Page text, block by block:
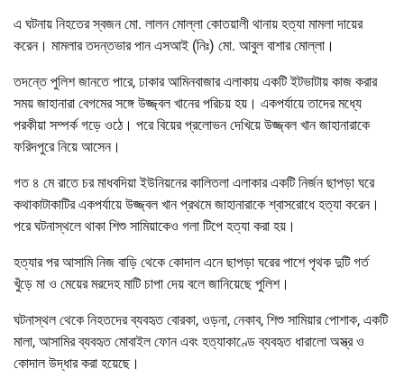
এ ঘটনায় নিহতের স্বজন মো. লালন মোল্লা কোতয়ালী থানায় হত্যা মামলা দায়ের
করেন। মামলার তদন্তভার পান এসআই (নিঃ) মো. আবুল বাশার মোল্লা।
তদন্তে পুলিশ জানতে পারে, ঢাকার আমিনবাজার এলাকায় একটি ইটভাটায় কাজ করার
সময় জাহানারা বেগমের সঙ্গে উজ্জ্বল খানের পরিচয় হয়। একপর্যায়ে তাদের মধ্যে
পরকীয়া সম্পর্ক গড়ে ওঠে। পরে বিয়ের প্রলোভন দেখিয়ে উজ্জ্বল খান জাহানারাকে
ফরিদপুরে নিয়ে আসেন।
গত ৪ মে রাতে চর মাধবদিয়া ইউনিয়নের কালিতলা এলাকার একটি নির্জন ছাপড়া ঘরে
কথাকাটাকাটির একপর্যায়ে উজ্জ্বল খান প্রথমে জাহানারাকে শ্বাসরোধে হত্যা করেন।
পরে ঘটনাস্থলে থাকা শিশু সামিয়াকেও গলা টিপে হত্যা করা হয়।
হত্যার পর আসামি নিজ বাড়ি থেকে কোদাল এনে ছাপড়া ঘরের পাশে পৃথক দুটি গর্ত
খুঁড়ে মা ও মেয়ের মরদেহ মাটি চাপা দেয় বলে জানিয়েছে পুলিশ।
ঘটনাস্থল থেকে নিহতদের ব্যবহৃত বোরকা, ওড়না, নেকাব, শিশু সামিয়ার পোশাক, একটি
মালা, আসামির ব্যবহৃত মোবাইল ফোন এবং হত্যাকাণ্ডে ব্যবহৃত ধারালো অস্ত্র ও
কোদাল উদ্ধার করা হয়েছে।